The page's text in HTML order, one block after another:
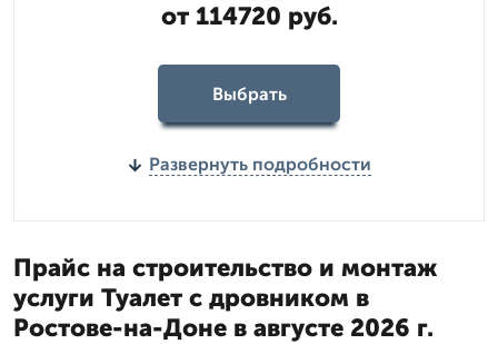
от 114720 руб.
Выбрать
Развернуть подробности
Прайс на строительство и монтаж
услуги Туалет с дровником в
Ростове-на-Доне в августе 2026 г.